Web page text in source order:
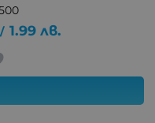
/ 1.99 лв.